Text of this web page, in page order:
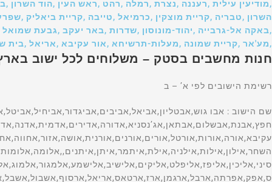
,מודיעין עילית ,רעננה ,נצרת ,רמלה ,רהט ,ראש העין ,הוד
השרון ,טבריה ,קריית מוצקין ,כרמיאל ,טייבה ,קריית ביאליק
,באקה אל-גרבייה ,יהוד-מונוסון ,שדרות ,באר יעקב ,גבעת
,מע'אר ,קריית שמונה ,מעלות-תרשיחא ,אור עקיבא ,אריאל ,בית
חנות מחשבים בסטק – משלוחים לכל ישוב
רשימת הישובים לפי א’ – ב
שם הישוב : אבו גוש,אבטליון,אביאל,אביבים,אביגדור,אביחיל,אביטל,אביעזר,אבירים,אבן יהודה,אבן מנחם,אבן ספיר,אבן שמואל,אבני איתן,אבני חפץ,אבנת,אבשלום,אבתאן,אג’נסניא,אדורה,אדירים,אדמית,אדנה,אדרת,אהלו,אודים,אודלה,שם הישוב,אודם,אוהד,אום אל-פחם,אומן,אומץ,אופקים,אוצרין,אור הגנוז,אור הנר,אור יהודה,אור עקיבא,אורה,אורות,אורטל,אורים,אורנים,אורנית,אושה,אזור,אחווה,אחוזם,אחוזת ברק,אחיהוד,אחיטוב,אחיסמך,אחיעזר,איבים,אייל,איילת השחר,אילון,אילות,אילניה,אילת,איתמר,איתן,איתנים,,אלומה,אלומות,אלון הגליל,אלון מורה,אלון שבות,אלוני אבא,אלוני הבשן,אלוני יצחק,אלונים,אלי-עד,אלי סיני,אליכין,אליפז,אליפלט,אליקים,אלישיב,אלישמע,אלמגור,אלמוג,אלעד,אלעזר,אלפי מנשה,אלקוש,אלקנה,אמונים,אמירים,אמנון,אמציה,אפיק,אפיקים,אפעל בית אב,אפעל מרכז ס,אפק,אפרתה,ארבל,ארגמן,ארז,ארטאס,אריאל,ארסוף,אשבול,אשבל,אשדוד,אשדות יעקב )איחוד(,אשדות יעקב )מאוחד(,אשחר,אשכולות,אשל הנשיא,אשלים,אשקלון,אשרת,אשתאול,אתגר,אתר מצדה,באקה,באקה אל-גרביה,באקה אל שרק,באר אורה,באר גנים,באר טוביה,באר יעקב,באר מילכה,באר שבע,בארות יצחק,בארותיים,בארי,בדולח,רשימת הישובים לפי א’ – ב’,שם הישוב,בוסתן הגליל,בועיינה-נוגידאת,בוקעאתא,בורגתה,בורהאם,בורין,בורקה,בזאריה,בחן,בטחה,ביאדה,ביוכי,ביצרון,ביר א נצב,ביר מער,ביר נבאלא,בית אורן,בית איבא,בית אכסא,בית אל,שם הישוב,בית אל ב,בית אללו,בית אלעזרי,בית אלפא,בית אמין,בית אריה,בית ברל,,בית גוברין,בית גמליאל,בית גן,בית דגן,בית הגדי,בית הלוי,בית הלל,בית העמק,בית הערבה,בית השיטה,בית זית,בית זרע,בית חורון,בית חירות,בית חלקיה,בית חנן,בית חנניה,בית חשמונאי,בית יהושע,בית יוסף,בית ינאי,בית יצחק-שער חפר,בית לחם הגלילית,בית ליד,שם הישוב,בית מאיר,,בית נחמיה,בית ניר,בית נקופה,בית סירא,בית עובד,בית עוזיאל,בית עזרא,בית עריף,בית צבי,בית קמה,בית קשת,בית רבן,בית רימון,בית שאן,בית שמש,בית שערים,בית שקמה,ביתין,ביתן אהרן,ביתר עילית,בכורה,בלפוריה,בן זכאי,בן עמי,בן שמן )כפר נוער(,שם הישוב,בן שמן )מושב(,בני ברק,בני דקלים,בני דרום,בני דרור,בני יהודה,בני נעים,בני נצרים,בני עטרות,בני עי”ש,בני עצמון,בני ציון,בני ראם,בניה,בנימינה-גבעת עדה,בסמ”ה,בסמת טבעון,בענה,בצרה,בצת,בקוע,בקעות,בר גיורא,בר יוחאי,ברוקין,ברור חיל,ברוש,ברכה,ברכיה,ברעם,ברק,ברקא,ברקאי,ברקין,ברקן,ברקת,בת הדר,בת חן,בת חפר,בת חצור,בת ים,רשימת הישובים לפי א’ – ב’,שם הישוב,בת עין,בת שלמה, תימן,גאולים,גבולות,גבים,גבע,גבע בנימין,גבע כרמל,גבעולים,גבעון החדשה,גבעות בר,שם הישוב,גבעת אבני,גבעת אלה,גבעת ברנר,גבעת השלושה,גבעת זאב,גבעת ח”ן,גבעת חיים )איחוד(,גבעת חיים )מאוחד(,גבעת יואב,גבעת יערים,גבעת ישעיהו,גבעת כ”ח,גבעת ניל”י,גבעת עדה,גבעת עוז,גבעת שמואל,גבעת שמש,גבעת שפירא,גבעתי,גבעתיים,גברעם,גבת,גדות,גדיד,גדיש,גדעונה,גדרה,גולס,גונן,גורן,גורנות הגליל,גזית,גזר,גיאה,גיבתון,גיזו,גילון,גילת,גינוסר,גיניגר,גינתון,גיתה,גיתית,גלאון,שם הישוב,גלגוליה,גלגל,גליל ים,גלעד )אבן יצחק(,גמזו,גן אור,גן הדרום,גן השומרון,גן חיים,גן יאשיה,גן יבנה,גן נר,גן שורק,גן שלמה,גן שמואל,גנאביב )שבט(,גנות,גנות הדר,גני הדר,גני טל,גני טל *,גני יהודה,גני יוחנן,גני מודיעין,גני עם,גני תקווה,גנים,גסר א-זרקא,געש,געתון,גפן,גוש חלב(,גשור,גשר,גשר הזיו,גת,גת )קיבוץ(,גת בגליל,גת רימון,דאלית אל-כרמל,דבורה,שם הישוב,דבוריה,דבירה,דברת,דגניה א,דגניה ב,דוגית,דולב,דורות,דימונה,רשימת הישובים לפי א’ – ב’,שםהישוב,דישון,דליה,דלתון,דן,דנאבה,דפנה,דקל, האון,הבונים,הגושרים,הדר עם,הוד השרון,הודיה,הודיות,הושעיה,הזורע,הזורעים,החותרים,היוגב,הילה,המעפיל,הסוללים,העוגן,הר אדר,הר גילה,הר עמשא,הראל,הרדוף,הרצליה,הררית, ורד יריחו,,זיקים,זיתן,זכרון יעקב,זכריה,זלפה,זמר,זמרת,זנוח,זרועה,זרזיר,זרחיה,חבצלת השרון,חבר,חברון,חגה,חגור,חגי,חגילה,חגלה,חד-נס,,חדרה,חולדה,חולון,חולית,חולתה,חומש,חוסן,חופית,חוקוק,חורפיש,חורשים,חות שלם,חזון,חיבת ציון,חיננית,חיפה,חירות,חלוץ,חלחול,חלמיש,שם הישוב,חלף,חלץ,חלת אל פולה,חמד,חמדיה,חמדת,חמרה,חניאל,חניתה,חנתון,חסכה,חספין,חפץ חיים,חפצי-בה,חצב,חצבה,חצור-אשדוד,חצור הגלילית,חצר בארותיים,חצרות חולדה,חצרות חפר,חצרות יסף,חצרות כ”ח,חצרים,חרוצים,חריש -קציר,חרמש,חרסה,חרשים,חשמונאים,טבעון,טבריה,טובא-זנגריה,טייבה )בעמק(,טירה,טירת יהודה,טירת כרמל,טירת צבי,טל-אל,טל שחר,טלוזה,טללים,טלמון,טמון,טמרה,טמרה )יזרעאל(,טנא,טפחות,יאנוח,יאנוח-גת,יבול,יבנאל,יבנה,יברוד,יגור,יגל,יד בנימין,יד השמונה,יד חנה,יד מרדכי,יד נתן,יד רמב”ם,ידידה,יהוד-מונוסון,יהל,יובל,יובלים,יודפת,יונתן,יושיביה,יזרעאל,יזרעם,יחיעם,יטבתה,ייט”ב,יכיני,ינון,יסוד המעלה,יסודות,יסעור,יעד,יעל,יעף,יערה,יפית,יפעת,יפתח,יצהר,יציץ,יקום,יקיר,שם הישוב,יקנעם )מושבה(,יקנעם עילית,יראון,ירדנה,ירוחם,ירושלים,ירחיב,ירכא,ירקונה,ישע,ישעי,ישרש,יתד,יתיר,כברי,כדורי,כדים,כדיתה,כובר,כוכב השחר,כוכב יאיר,כוכב יעקב,כוכב מיכאל,כור,כורזים,כיסופים,כישור,כליל,כלנית,כמהין,כמון,כנות,כנף,כנרת )מושבה(,כנרת )קבוצה(,כסיפה,כסלון,רשימת הישובים לפי א’ – ב’,שם הישוב,,כפיר,כפר אביב,כפר אדומים,כפר אוריה,כפר אזר,כפר אחים,כפר ביאליק,כפר ביל”ו,כפר בלום,כפר בן נון,כפר ברוך,כפר גדעון,כפר גלים,כפר גליקסון,כפר גלעדי,כפר דניאל,כפר דרום,כפר האורנים,כפר החורש,כפר המכבי,כפר הנגיד,כפר הנוער הדתי,כפר הנשיא,כפר הס,כפר הרא”ה,כפר הרי”ף,כפר ויתקין,כפר ורבורג,כפר ורדים,כפר זוהרים,כפר זיתים,כפר חב”ד,כפר